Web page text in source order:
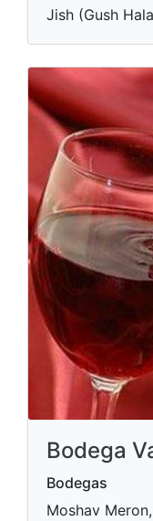
Jish (Gush
Bodega
Bodegas
Moshav